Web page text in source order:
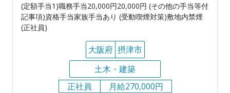
(定額手当1)職務手当20,000円20,000円 (その他の手当等付
記事項)資格手当家族手当あり (受動喫煙対策)敷地内禁煙
(正社員)
大阪府 摂津市
土木・建築
正社員
月給270,000円